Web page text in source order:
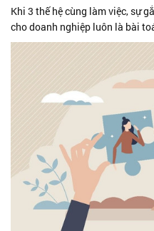
Khi 3 thế hệ cùng làm việc, sự
cho doanh nghiệp luôn là bài